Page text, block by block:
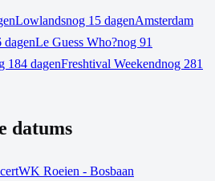
Lowlandsnog 15 dagenAmsterdam
dagenLe Guess Who?nog 91
184 dagenFreshtival Weekendnog 281
datums
WK Roeien - Bosbaan